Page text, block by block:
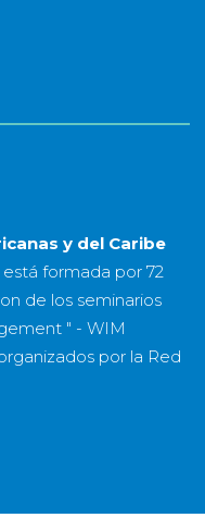
y del Caribe
está formada por 72
de los seminarios
" - WIM
por la Red